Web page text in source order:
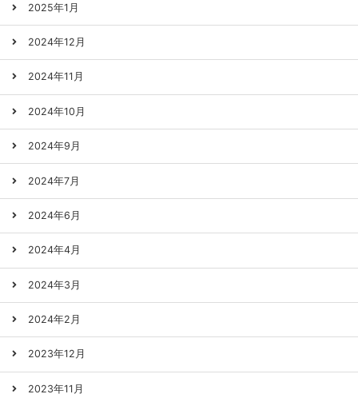
2025年1月
2024年12月
2024年11月
2024年10月
2024年9月
2024年7月
2024年6月
2024年4月
2024年3月
2024年2月
2023年12月
2023年11月